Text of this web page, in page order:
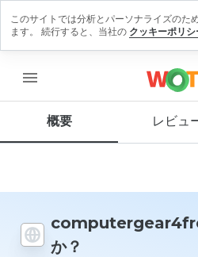
menu
概要 レビュ
か？
を残す
ウェ
を1
間
で、
このサイトでは分析とパーソナライズのた
ます。 続行すると、当社の クッキーポリシ